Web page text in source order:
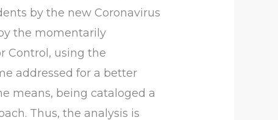
by the new Coronavirus
the momentarily
Control, using the
addressed for a better
means, being cataloged a
Thus, the analysis is